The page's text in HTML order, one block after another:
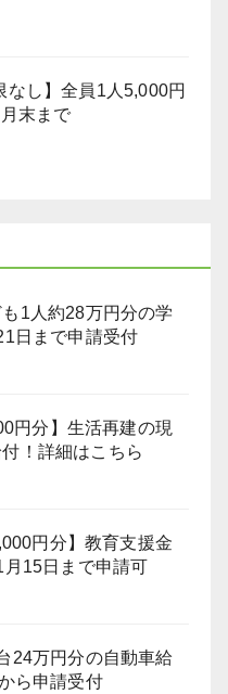
なし】全員1人5,000円
末まで
も1人約28万円分の学
日まで申請受付
円分】生活再建の現
！詳細はこちら
円分】教育支援金
月15日まで申請可
24万円分の自動車給
ら申請受付